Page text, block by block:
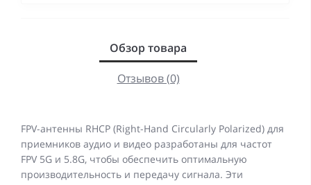
Обзор товара
Отзывов (0)
FPV-антенны RHCP (Right-Hand Circularly Polarized) для
приемников аудио и видео разработаны для частот
FPV 5G и 5.8G, чтобы обеспечить оптимальную
производительность и передачу сигнала. Эти